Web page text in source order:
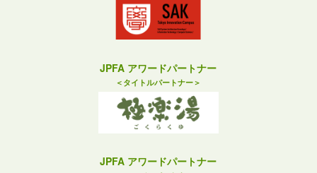
JPFA アワードパートナー
＜タイトルパートナー＞
JPFA アワードパートナー